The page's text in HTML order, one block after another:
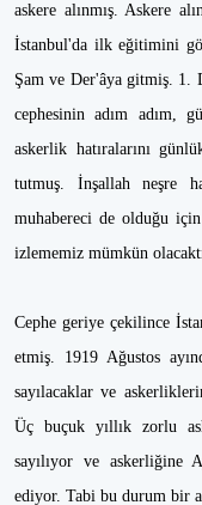
askere alınmış. Askere
İstanbul'da ilk eğitimini
Şam ve Der'âya gitmiş. 1.
cephesinin adım adım,
askerlik hatıralarını
tutmuş. İnşallah neşre
muhabereci de olduğu
izlememiz mümkün
Cephe geriye çekilince
etmiş. 1919 Ağustos
sayılacaklar ve
Üç buçuk yıllık zorlu
sayılıyor ve askerliğine
ediyor. Tabi bu durum bir